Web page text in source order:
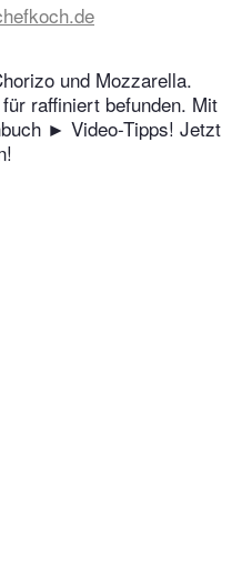
und Mozzarella.
raffiniert befunden. Mit
► Video-Tipps! Jetzt